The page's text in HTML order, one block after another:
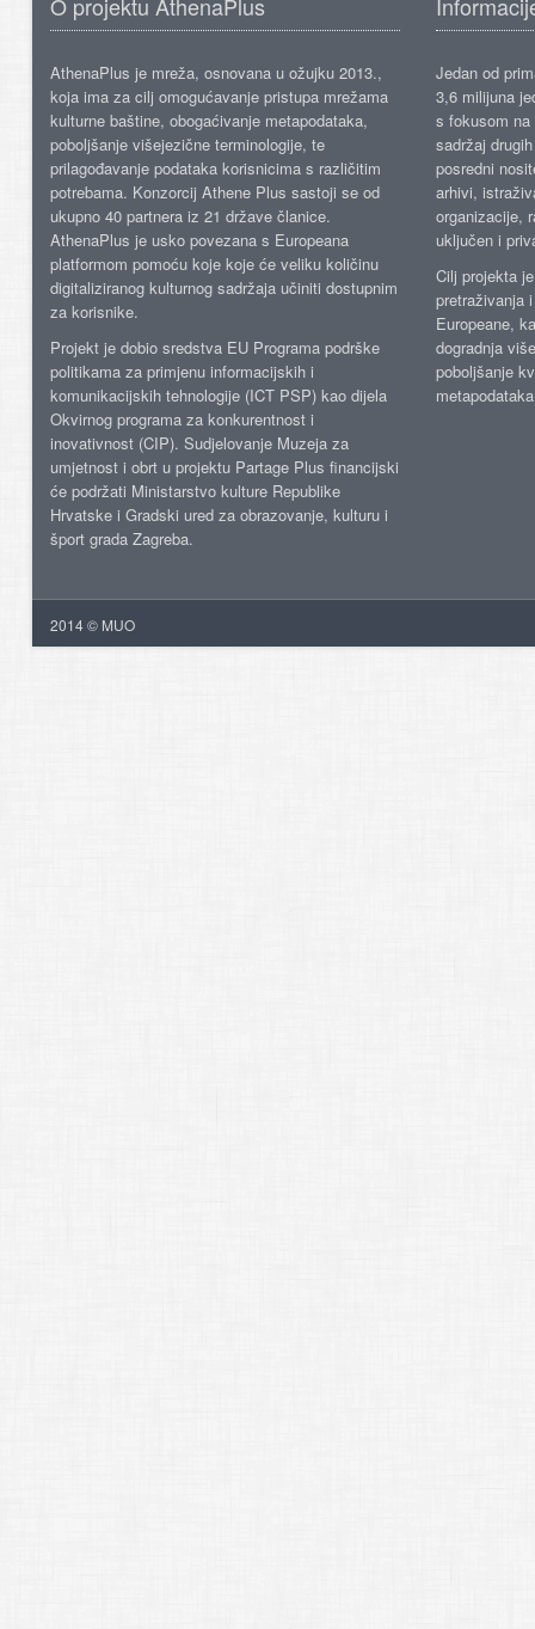
AthenaPlus je mreža, osnovana u ožujku 2013.,
koja ima za cilj omogućavanje pristupa mrežama
kulturne baštine, obogaćivanje metapodataka,
poboljšanje višejezične terminologije, te
prilagođavanje podataka korisnicima s različitim
potrebama. Konzorcij Athene Plus sastoji se od
ukupno 40 partnera iz 21 države članice.
AthenaPlus je usko povezana s Europeana
platformom pomoću koje koje će veliku količinu
digitaliziranog kulturnog sadržaja učiniti dostupnim
za korisnike.
Projekt je dobio sredstva EU Programa podrške
politikama za primjenu informacijskih i
komunikacijskih tehnologije (ICT PSP) kao dijela
Okvirnog programa za konkurentnost i
inovativnost (CIP). Sudjelovanje Muzeja za
umjetnost i obrt u projektu Partage Plus financijski
će podržati Ministarstvo kulture Republike
Hrvatske i Gradski ured za obrazovanje, kulturu i
šport grada Zagreba.
Jedan od
3,6 milijuna
s fokusom
sadržaj
posredni
arhivi,
organizacije,
uključen i
Cilj projekta
pretraživanja
Europeane,
dogradnja
poboljšanje
2014 © MUO